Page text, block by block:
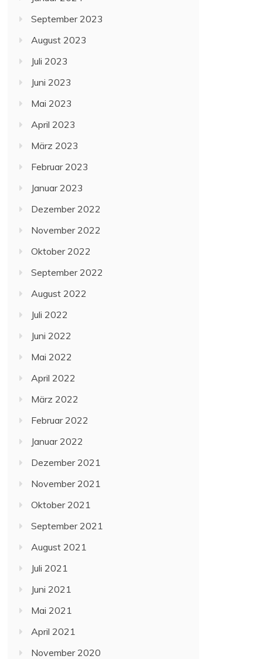
September 2023
August 2023
Juli 2023
Juni 2023
Mai 2023
April 2023
März 2023
Februar 2023
Januar 2023
Dezember 2022
November 2022
Oktober 2022
September 2022
August 2022
Juli 2022
Juni 2022
Mai 2022
April 2022
März 2022
Februar 2022
Januar 2022
Dezember 2021
November 2021
Oktober 2021
September 2021
August 2021
Juli 2021
Juni 2021
Mai 2021
April 2021
November 2020